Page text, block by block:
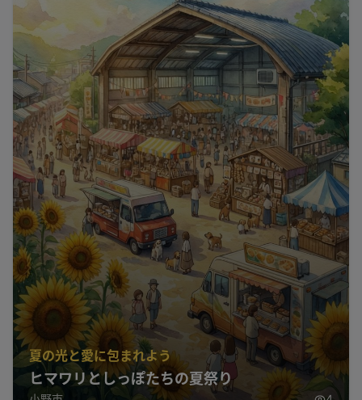
夏の光と愛に包まれよう
ヒマワリとしっぽたちの夏祭り